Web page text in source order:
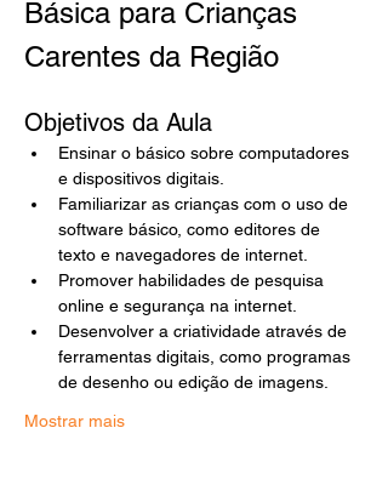
Básica para Crianças
Carentes da Região
Objetivos da Aula
Ensinar o básico sobre computadores
e dispositivos digitais.
Familiarizar as crianças com o uso de
software básico, como editores de
texto e navegadores de internet.
Promover habilidades de pesquisa
online e segurança na internet.
Desenvolver a criatividade através de
ferramentas digitais, como programas
de desenho ou edição de imagens.
Mostrar mais